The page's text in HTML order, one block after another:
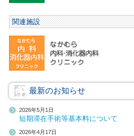
関連施設
最新のお知らせ
2026年5月1日
短期滞在手術等基本料について
2026年4月17日